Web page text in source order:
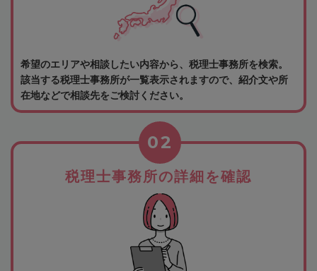
希望のエリアや相談したい内容から、税理士事務所を検索。
該当する税理士事務所が一覧表示されますので、紹介文や所
在地などで相談先をご検討ください。
税理士事務所の詳細を確認
02